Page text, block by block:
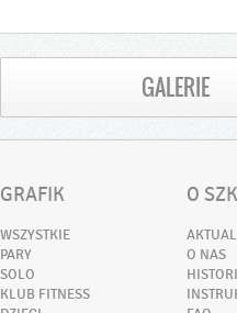
GALERIE
GRAFIK
WSZYSTKIE
PARY
SOLO
KLUB FITNESS
O
O NAS